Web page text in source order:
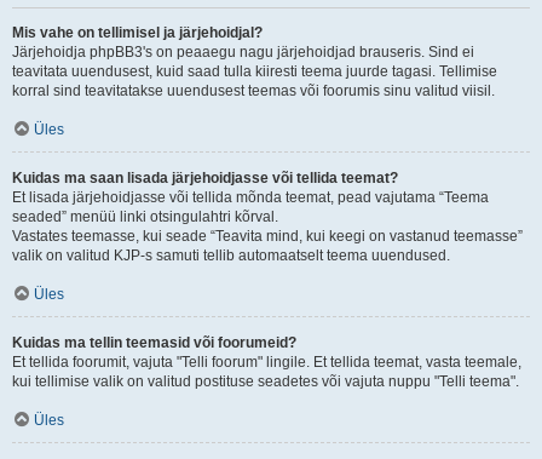
Mis vahe on tellimisel ja järjehoidjal?
Järjehoidja phpBB3's on peaaegu nagu järjehoidjad brauseris. Sind ei
teavitata uuendusest, kuid saad tulla kiiresti teema juurde tagasi. Tellimise
korral sind teavitatakse uuendusest teemas või foorumis sinu valitud viisil.
Üles
Kuidas ma saan lisada järjehoidjasse või tellida teemat?
Et lisada järjehoidjasse või tellida mõnda teemat, pead vajutama “Teema
seaded” menüü linki otsingulahtri kõrval.
Vastates teemasse, kui seade “Teavita mind, kui keegi on vastanud teemasse”
valik on valitud KJP-s samuti tellib automaatselt teema uuendused.
Üles
Kuidas ma tellin teemasid või foorumeid?
Et tellida foorumit, vajuta "Telli foorum" lingile. Et tellida teemat, vasta teemale,
kui tellimise valik on valitud postituse seadetes või vajuta nuppu "Telli teema".
Üles